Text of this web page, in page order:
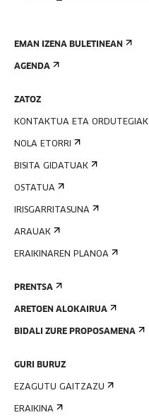
EMAN IZENA BULETINEAN
AGENDA
ZATOZ
KONTAKTUA ETA ORDUTEGIAK
NOLA ETORRI
BISITA GIDATUAK
OSTATUA
IRISGARRITASUNA
ARAUAK
ERAIKINAREN PLANOA
PRENTSA
ARETOEN ALOKAIRUA
BIDALI ZURE PROPOSAMENA
GURI BURUZ
EZAGUTU GAITZAZU
ERAIKINA